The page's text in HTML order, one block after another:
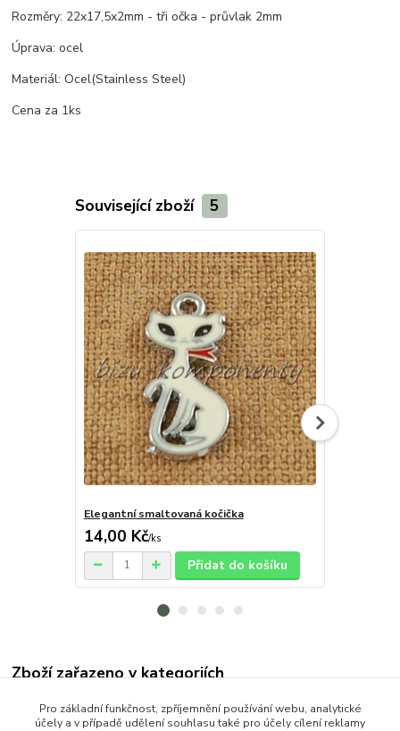
Rozměry: 22x17,5x2mm - tři očka - průvlak 2mm
Úprava: ocel
Materiál: Ocel(Stainless Steel)
Cena za 1ks
Související zboží 5
Elegantní smaltovaná kočička
14,00 Kč/ks
Přidat do košíku
Zboží zařazeno v kategoriích
OCEL (Stainless Steel)
Pro základní funkčnost, zpříjemnění používání webu, analytické
účely a v případě udělení souhlasu také pro účely cílení reklamy